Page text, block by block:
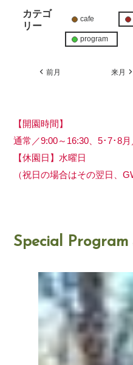
カテゴ
リー
cafe
program
前月 来月
【開園時間】
通常／9:00～16:30、5･7･8
【休園日】水曜日
（祝日の場合はその翌日、
Special Program